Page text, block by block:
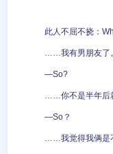
此人不屈不挠：
……我有男朋友了。
—So?
……你不是半年后
—So？
……我觉得我俩是